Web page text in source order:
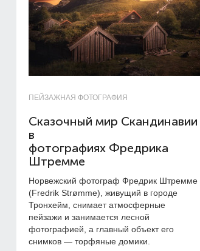
ПЕЙЗАЖНАЯ ФОТОГРАФИЯ
Сказочный мир Скандинавии
в
фотографиях Фредрика
Штремме
Норвежский фотограф Фредрик Штремме
(Fredrik Strømme), живущий в городе
Тронхейм, снимает атмосферные
пейзажи и занимается лесной
фотографией, а главный объект его
снимков — торфяные домики.